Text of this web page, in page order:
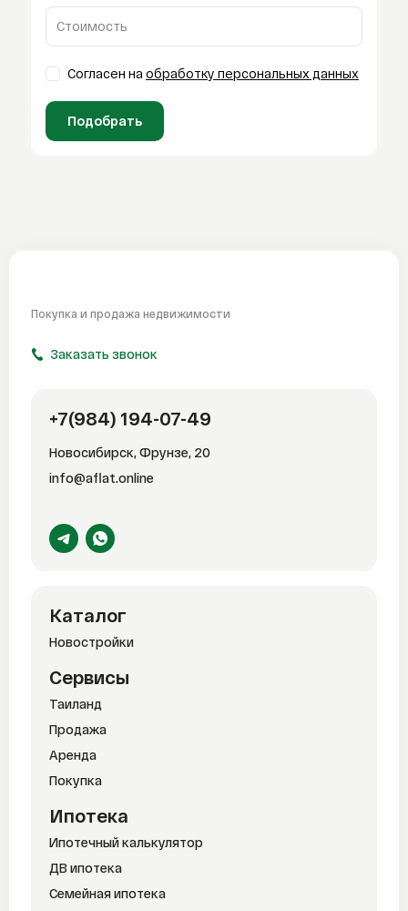
Стоимость
Согласен на обработку персональных данных
Подобрать
Покупка и продажа недвижимости
Заказать звонок
+7(984) 194-07-49
Новосибирск, Фрунзе, 20
info@aflat.online
Каталог
Новостройки
Сервисы
Таиланд
Продажа
Аренда
Покупка
Ипотека
Ипотечный калькулятор
ДВ ипотека
Семейная ипотека